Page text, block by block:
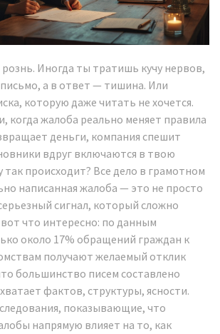
Иногда ты тратишь кучу нервов,
а в ответ — тишина. Или
которую даже читать не хочется.
когда жалоба реально меняет правила
деньги, компания спешит
вдруг включаются в твою
так происходит? Все дело в грамотном
написанная жалоба — это не просто
сигнал, который сложно
что интересно: по данным
около 17% обращений граждан к
получают желаемый отклик
большинство писем составлено
фактов, структуры, ясности.
показывающие, что
напрямую влияет на то, как